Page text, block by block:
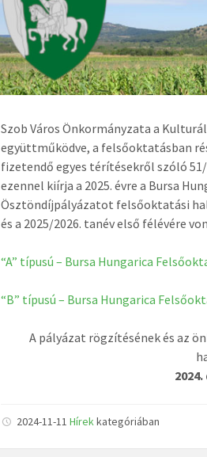
Szob Város Önkormányzata a
együttműködve, a felsőoktatásban
fizetendő egyes térítésekről szóló
ezennel kiírja a 2025. évre a Bursa
Ösztöndíjpályázatot felsőoktatási
és a 2025/2026. tanév első félévére
“A” típusú – Bursa Hungarica
“B” típusú – Bursa Hungarica
A pályázat rögzítésének és az
2024-11-11Hírekkategóriában